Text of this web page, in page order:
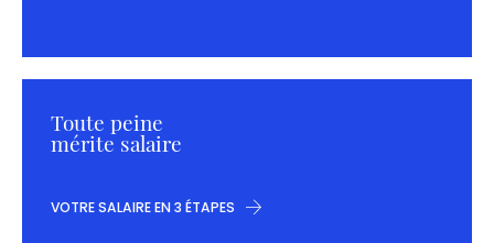
Toute peine
mérite salaire
VOTRE SALAIRE EN 3 ÉTAPES